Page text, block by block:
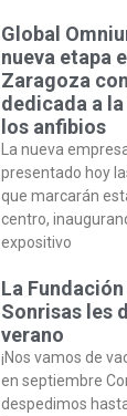
Global
nueva etapa
Zaragoza
dedicada a
los anfibios
La nueva
presentado hoy
que marcarán
centro,
expositivo
La
Sonrisas les
verano
¡Nos vamos de
en septiembre
despedimos